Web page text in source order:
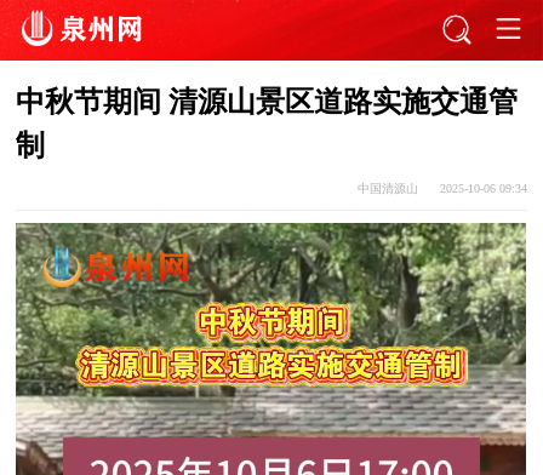
中秋节期间 清源山景区道路实施交通管
制
中国清源山 2025-10-06 09:34